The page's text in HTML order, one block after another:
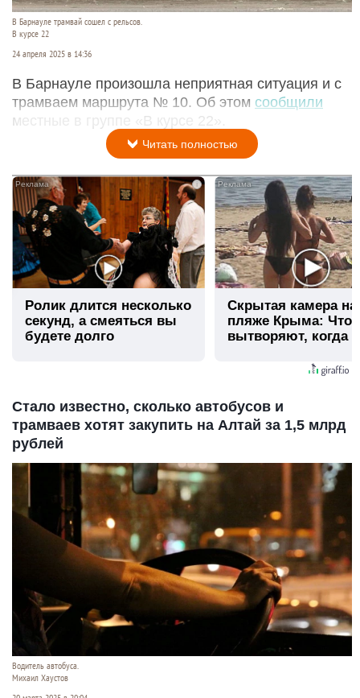
В Барнауле трамвай сошел с рельсов.
В курсе 22
24 апреля 2025 в 14:36
В Барнауле произошла неприятная ситуация и с
трамваем маршрута № 10. Об этом сообщили
местные в группе «В курсе 22».
Читать полностью
Ролик длится несколько
секунд, а смеяться вы
будете долго
Скрытая камера на
пляже Крыма: Что
вытворяют, когда
Стало известно, сколько автобусов и
трамваев хотят закупить на Алтай за 1,5 млрд
рублей
Водитель автобуса.
Михаил Хаустов